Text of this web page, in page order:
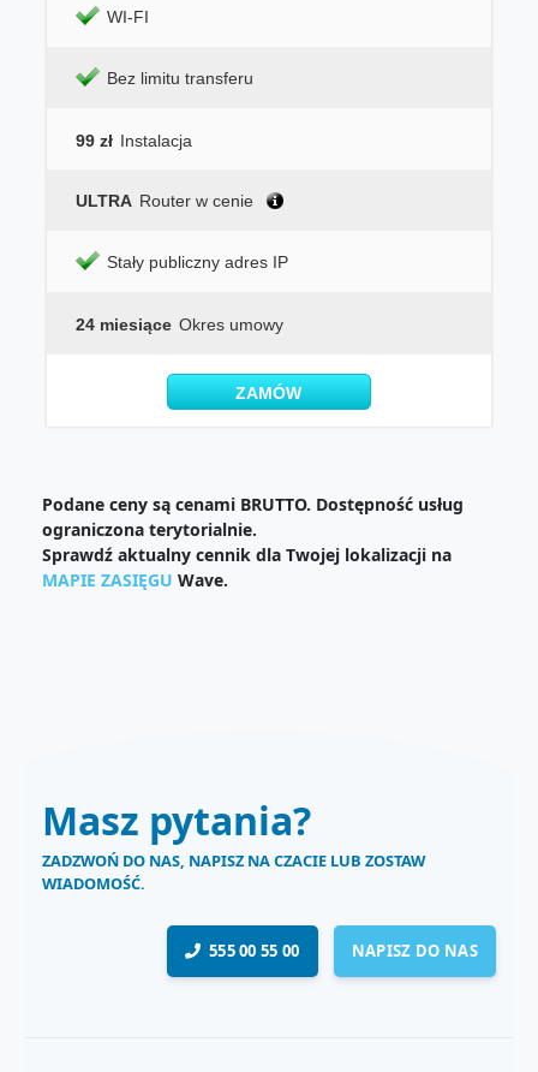
WI-FI
Bez limitu transferu
99 zł Instalacja
ULTRA Router w cenie
Stały publiczny adres IP
24 miesiące Okres umowy
ZAMÓW
Podane ceny są cenami BRUTTO. Dostępność usług
ograniczona terytorialnie.
Sprawdź aktualny cennik dla Twojej lokalizacji na
MAPIE ZASIĘGU Wave.
Masz pytania?
ZADZWOŃ DO NAS, NAPISZ NA CZACIE LUB ZOSTAW
WIADOMOŚĆ.
555 00 55 00 NAPISZ DO NAS